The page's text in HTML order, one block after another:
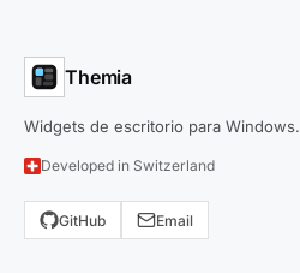
Themia
Widgets de escritorio para Windows.
Developed in Switzerland
GitHub Email